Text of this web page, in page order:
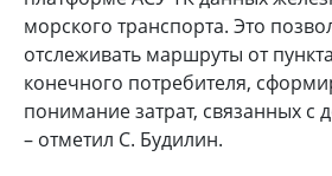
морского транспорта. Это
отслеживать маршруты от
конечного потребителя,
понимание затрат, связанных с
– отметил С. Будилин.